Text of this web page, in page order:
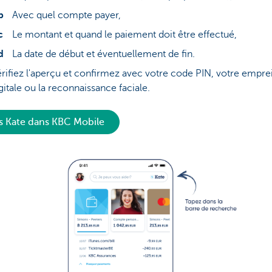
Avec quel compte payer,
Le montant et quand le paiement doit être effectué,
La date de début et éventuellement de fin.
l'aperçu et confirmez avec votre code PIN, votre
ou la reconnaissance faciale.
Kate dans KBC Mobile